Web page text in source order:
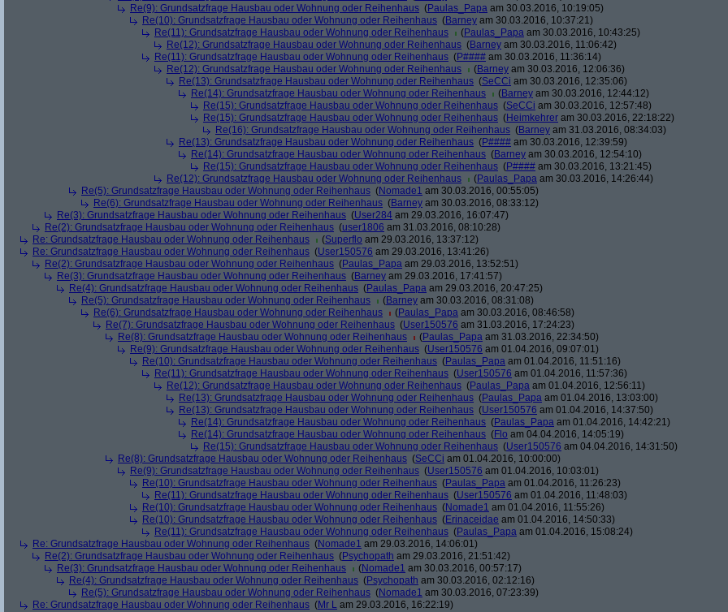
Re(9): Grundsatzfrage Hausbau oder Wohnung oder Reihenhaus (Paulas_Papa am 30.03.2016, 10:19:05)
Re(10): Grundsatzfrage Hausbau oder Wohnung oder Reihenhaus (Barney am 30.03.2016, 10:37:21)
Re(11): Grundsatzfrage Hausbau oder Wohnung oder Reihenhaus
(Paulas_Papa am 30.03.2016, 10:43:25)
Re(12): Grundsatzfrage Hausbau oder Wohnung oder Reihenhaus (Barney am 30.03.2016, 11:06:42)
Re(11): Grundsatzfrage Hausbau oder Wohnung oder Reihenhaus (P#### am 30.03.2016, 11:36:14)
Re(12): Grundsatzfrage Hausbau oder Wohnung oder Reihenhaus
(Barney am 30.03.2016, 12:06:36)
Re(13): Grundsatzfrage Hausbau oder Wohnung oder Reihenhaus (SeCCi am 30.03.2016, 12:35:06)
Re(14): Grundsatzfrage Hausbau oder Wohnung oder Reihenhaus
(Barney am 30.03.2016, 12:44:12)
Re(15): Grundsatzfrage Hausbau oder Wohnung oder Reihenhaus (SeCCi am 30.03.2016, 12:57:48)
Re(15): Grundsatzfrage Hausbau oder Wohnung oder Reihenhaus (Heimkehrer am 30.03.2016, 22:18:22)
Re(16): Grundsatzfrage Hausbau oder Wohnung oder Reihenhaus (Barney am 31.03.2016, 08:34:03)
Re(13): Grundsatzfrage Hausbau oder Wohnung oder Reihenhaus (P#### am 30.03.2016, 12:39:59)
Re(14): Grundsatzfrage Hausbau oder Wohnung oder Reihenhaus (Barney am 30.03.2016, 12:54:10)
Re(15): Grundsatzfrage Hausbau oder Wohnung oder Reihenhaus (P#### am 30.03.2016, 13:21:45)
Re(12): Grundsatzfrage Hausbau oder Wohnung oder Reihenhaus
(Paulas_Papa am 30.03.2016, 14:26:44)
Re(5): Grundsatzfrage Hausbau oder Wohnung oder Reihenhaus (Nomade1 am 30.03.2016, 00:55:05)
Re(6): Grundsatzfrage Hausbau oder Wohnung oder Reihenhaus (Barney am 30.03.2016, 08:33:12)
Re(3): Grundsatzfrage Hausbau oder Wohnung oder Reihenhaus (User284 am 29.03.2016, 16:07:47)
Re(2): Grundsatzfrage Hausbau oder Wohnung oder Reihenhaus (user1806 am 31.03.2016, 08:10:28)
Re: Grundsatzfrage Hausbau oder Wohnung oder Reihenhaus
(Superflo am 29.03.2016, 13:37:12)
Re: Grundsatzfrage Hausbau oder Wohnung oder Reihenhaus (User150576 am 29.03.2016, 13:41:26)
Re(2): Grundsatzfrage Hausbau oder Wohnung oder Reihenhaus (Paulas_Papa am 29.03.2016, 13:52:51)
Re(3): Grundsatzfrage Hausbau oder Wohnung oder Reihenhaus (Barney am 29.03.2016, 17:41:57)
Re(4): Grundsatzfrage Hausbau oder Wohnung oder Reihenhaus (Paulas_Papa am 29.03.2016, 20:47:25)
Re(5): Grundsatzfrage Hausbau oder Wohnung oder Reihenhaus
(Barney am 30.03.2016, 08:31:08)
Re(6): Grundsatzfrage Hausbau oder Wohnung oder Reihenhaus
(Paulas_Papa am 30.03.2016, 08:46:58)
Re(7): Grundsatzfrage Hausbau oder Wohnung oder Reihenhaus (User150576 am 31.03.2016, 17:24:23)
Re(8): Grundsatzfrage Hausbau oder Wohnung oder Reihenhaus
(Paulas_Papa am 31.03.2016, 22:34:50)
Re(9): Grundsatzfrage Hausbau oder Wohnung oder Reihenhaus (User150576 am 01.04.2016, 09:07:01)
Re(10): Grundsatzfrage Hausbau oder Wohnung oder Reihenhaus (Paulas_Papa am 01.04.2016, 11:51:16)
Re(11): Grundsatzfrage Hausbau oder Wohnung oder Reihenhaus (User150576 am 01.04.2016, 11:57:36)
Re(12): Grundsatzfrage Hausbau oder Wohnung oder Reihenhaus (Paulas_Papa am 01.04.2016, 12:56:11)
Re(13): Grundsatzfrage Hausbau oder Wohnung oder Reihenhaus (Paulas_Papa am 01.04.2016, 13:03:00)
Re(13): Grundsatzfrage Hausbau oder Wohnung oder Reihenhaus (User150576 am 01.04.2016, 14:37:50)
Re(14): Grundsatzfrage Hausbau oder Wohnung oder Reihenhaus (Paulas_Papa am 01.04.2016, 14:42:21)
Re(14): Grundsatzfrage Hausbau oder Wohnung oder Reihenhaus (Flo am 04.04.2016, 14:05:19)
Re(15): Grundsatzfrage Hausbau oder Wohnung oder Reihenhaus (User150576 am 04.04.2016, 14:31:50)
Re(8): Grundsatzfrage Hausbau oder Wohnung oder Reihenhaus (SeCCi am 01.04.2016, 10:00:00)
Re(9): Grundsatzfrage Hausbau oder Wohnung oder Reihenhaus (User150576 am 01.04.2016, 10:03:01)
Re(10): Grundsatzfrage Hausbau oder Wohnung oder Reihenhaus (Paulas_Papa am 01.04.2016, 11:26:23)
Re(11): Grundsatzfrage Hausbau oder Wohnung oder Reihenhaus (User150576 am 01.04.2016, 11:48:03)
Re(10): Grundsatzfrage Hausbau oder Wohnung oder Reihenhaus (Nomade1 am 01.04.2016, 11:55:26)
Re(10): Grundsatzfrage Hausbau oder Wohnung oder Reihenhaus (Erinaceidae am 01.04.2016, 14:50:33)
Re(11): Grundsatzfrage Hausbau oder Wohnung oder Reihenhaus (Paulas_Papa am 01.04.2016, 15:08:24)
Re: Grundsatzfrage Hausbau oder Wohnung oder Reihenhaus (Nomade1 am 29.03.2016, 14:06:01)
Re(2): Grundsatzfrage Hausbau oder Wohnung oder Reihenhaus (Psychopath am 29.03.2016, 21:51:42)
Re(3): Grundsatzfrage Hausbau oder Wohnung oder Reihenhaus
(Nomade1 am 30.03.2016, 00:57:17)
Re(4): Grundsatzfrage Hausbau oder Wohnung oder Reihenhaus (Psychopath am 30.03.2016, 02:12:16)
Re(5): Grundsatzfrage Hausbau oder Wohnung oder Reihenhaus (Nomade1 am 30.03.2016, 07:23:39)
Re: Grundsatzfrage Hausbau oder Wohnung oder Reihenhaus (Mr L am 29.03.2016, 16:22:19)